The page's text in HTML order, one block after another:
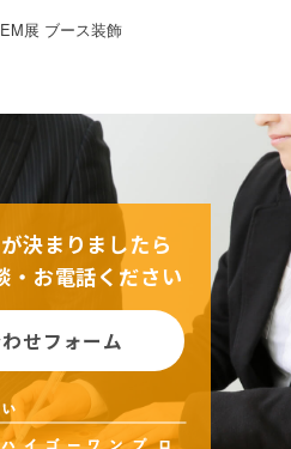
展 ブース装飾
決まりましたら
・お電話ください
せフォーム